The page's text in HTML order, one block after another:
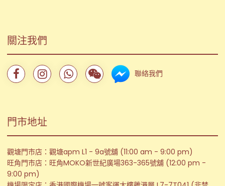
關注我們
聯絡我們
門市地址
觀塘門市店：觀塘apm L1 - 9a號舖 (11:00 am - 9:00 pm)
旺角門市店：旺角MOKO新世紀廣場363-365號舖 (12:00 pm -
9:00 pm)